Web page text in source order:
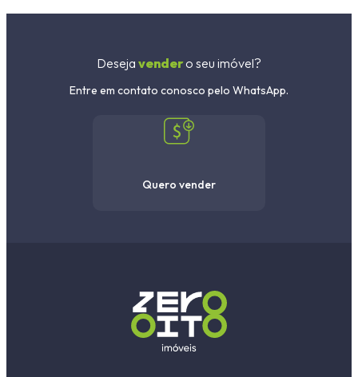
Deseja vendero seu imóvel?
Entre em contato conosco pelo WhatsApp.
Quero vender